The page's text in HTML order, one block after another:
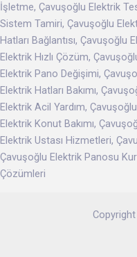
İşletme, Çavuşoğlu Elektrik
Sistem Tamiri, Çavuşoğlu
Hatları Bağlantısı, Çavuşoğlu
Elektrik Hızlı Çözüm,
Elektrik Pano Değişimi,
Elektrik Hatları Bakımı,
Elektrik Acil Yardım,
Elektrik Konut Bakımı,
Elektrik Ustası Hizmetleri,
Çavuşoğlu Elektrik Panosu
Çözümleri